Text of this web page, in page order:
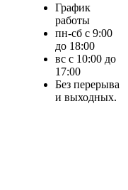
График
работы
пн-сб с 9:00
до 18:00
вс с 10:00 до
17:00
Без перерыва
и выходных.